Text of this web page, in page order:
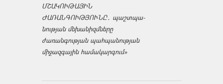
ՄՇԱԿՈՒԹԱՅԻՆ
ԺԱՌԱՆԳՈՒԹՅՈՒՆԸ․ պաշտպա­
նության մեխանիզմները
ժառանգության պահպանության
միջազ­գային համակարգում»